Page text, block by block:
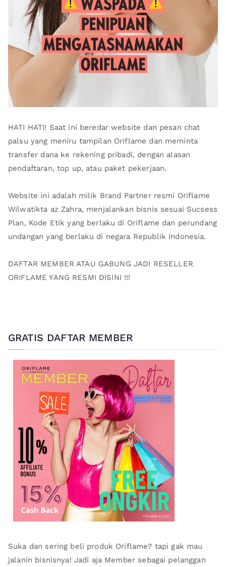
HATI HATI! Saat ini beredar website dan pesan chat
palsu yang meniru tampilan Oriflame dan meminta
transfer dana ke rekening pribadi, dengan alasan
pendaftaran, top up, atau paket pekerjaan.
Website ini adalah milik Brand Partner resmi Oriflame
Wilwatikta az Zahra, menjalankan bisnis sesuai Sucsess
Plan, Kode Etik yang berlaku di Oriflame dan perundang
undangan yang berlaku di negara Republik Indonesia.
DAFTAR MEMBER ATAU GABUNG JADI RESELLER
ORIFLAME YANG RESMI DISINI !!!
GRATIS DAFTAR MEMBER
Suka dan sering beli produk Oriflame? tapi gak mau
jalanin bisnisnya! Jadi aja Member sebagai pelanggan